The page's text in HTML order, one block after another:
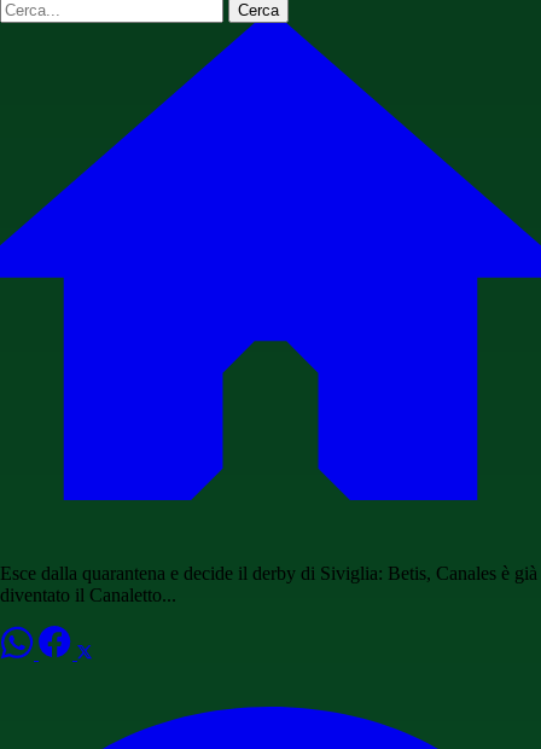
Cerca
Esce dalla quarantena e decide il derby di Siviglia: Betis, Canales è già
diventato il Canaletto...